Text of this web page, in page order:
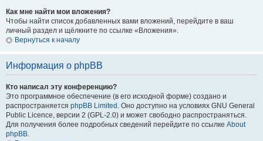
Как мне найти мои вложения?
Чтобы найти список добавленных вами вложений, перейдите в ваш
личный раздел и щёлкните по ссылке «Вложения».
Вернуться к началу
Информация о phpBB
Кто написал эту конференцию?
Это программное обеспечение (в его исходной форме) создано и
распространяется phpBB Limited . Оно доступно на условиях GNU General
Public Licence, версии 2 (GPL-2.0) и может свободно распространяться.
Для получения более подробных сведений перейдите по ссылке About
phpBB.